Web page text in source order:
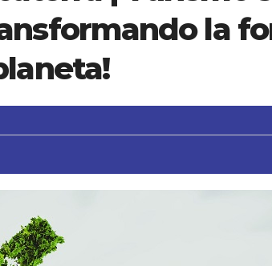
la